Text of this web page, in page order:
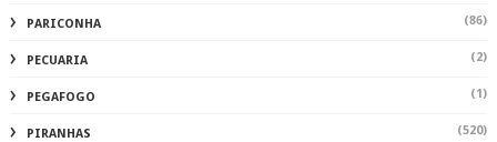
PARICONHA (86)
PECUARIA (2)
PEGAFOGO (1)
PIRANHAS (520)